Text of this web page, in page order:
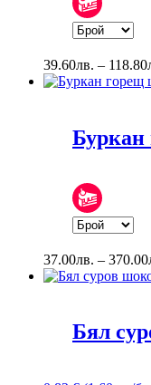
39.60лв. – 118.80
Буркан
37.00лв. – 370.00
Бял